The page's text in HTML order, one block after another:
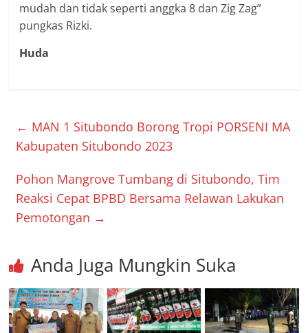
mudah dan tidak seperti anggka 8 dan Zig Zag”
pungkas Rizki.
Huda
← MAN 1 Situbondo Borong Tropi PORSENI MA
Kabupaten Situbondo 2023
Pohon Mangrove Tumbang di Situbondo, Tim
Reaksi Cepat BPBD Bersama Relawan Lakukan
Pemotongan →
Anda Juga Mungkin Suka